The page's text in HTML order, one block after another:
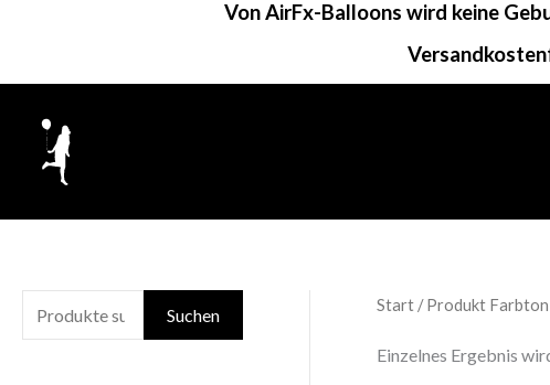
springen
Von AirFx-Balloons wird keine
u
Suchen Start/ Produkt Farbton
Einzelnes Ergebnis